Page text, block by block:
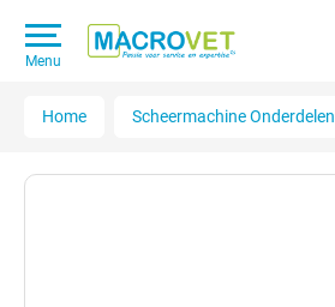
Menu
Home Scheermachine Onderdelen